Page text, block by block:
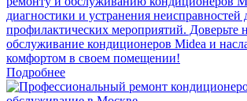
диагностики и устранения неисправностей
профилактических мероприятий. Доверьте
обслуживание кондиционеров Midea и
комфортом в своем помещении!
Подробнее